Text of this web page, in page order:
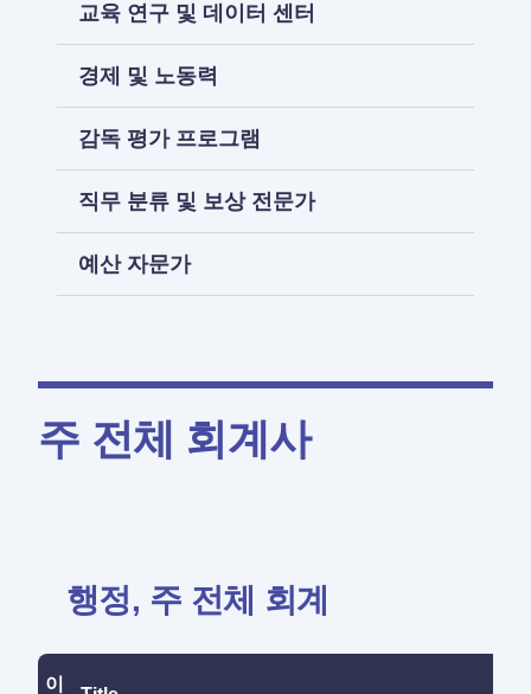
교육 연구 및 데이터 센터
경제 및 노동력
감독 평가 프로그램
직무 분류 및 보상 전문가
예산 자문가
주 전체 회계사
행정, 주 전체 회계
이